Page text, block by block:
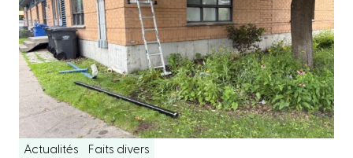
Actualités Faits divers